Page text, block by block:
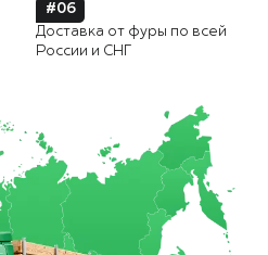
#06
Доставка от фуры по всей
России и СНГ